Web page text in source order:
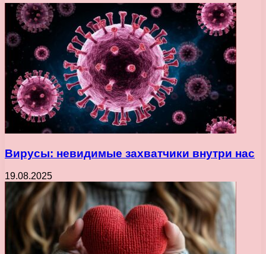
Вирусы: невидимые захватчики внутри нас
19.08.2025